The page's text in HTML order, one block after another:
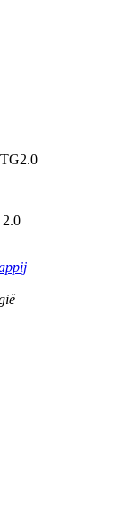
2.0